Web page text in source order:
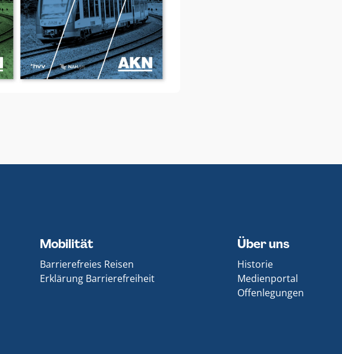
Mobilität
Barrierefreies Reisen
Erklärung Barrierefreiheit
Über uns
Historie
Medienportal
Offenlegungen